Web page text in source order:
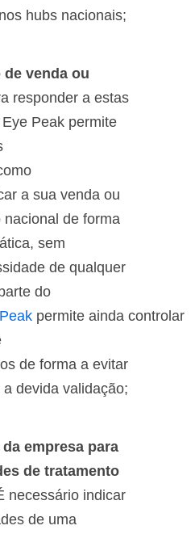
hubs nacionais;
venda ou
responder a estas
Peak permite
a sua venda ou
de forma
sem
de qualquer
do
permite ainda controlar
de forma a evitar
devida validação;
empresa para
de tratamento
necessário indicar
de uma